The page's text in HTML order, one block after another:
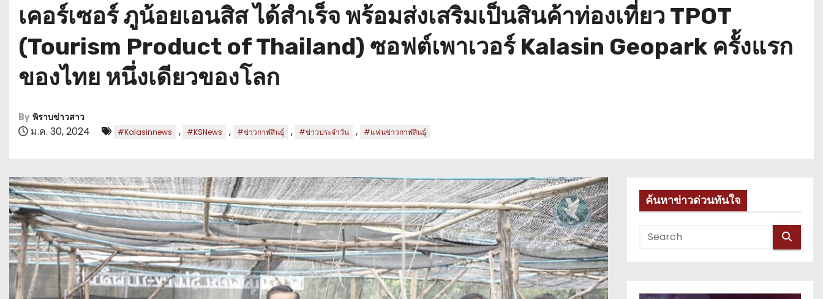
เคอร์เซอร์ ภูน้อยเอนสิส ได้สำเร็จ พร้อมส่งเสริมเป็นสินค้าท่องเที่ยว TPOT
(Tourism Product of Thailand) ซอฟต์เพาเวอร์ Kalasin Geopark ครั้งแรก
ของไทย หนึ่งเดียวของโลก
By พิราบข่าวสาว
ม.ค. 30, 2024 #Kalasinnews , #KSNews , #ข่าวกาฬสินธุ์ , #ข่าวประจำวัน , #แฟนข่าวกาฬสินธุ์
ค้นหาข่าวด่วนทันใจ